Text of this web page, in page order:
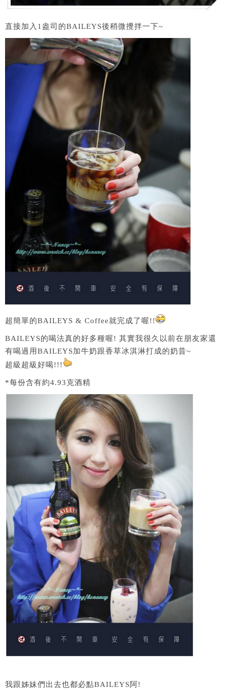
直接加入1盎司的BAILEYS後稍微攪拌一下~
超簡單的BAILEYS & Coffee就完成了喔!!
BAILEYS的喝法真的好多種喔! 其實我很久以前在朋友家還
有喝過用BAILEYS加牛奶跟香草冰淇淋打成的奶昔~
超級超級好喝!!!
*每份含有約4.93克酒精
我跟姊妹們出去也都必點BAILEYS阿!